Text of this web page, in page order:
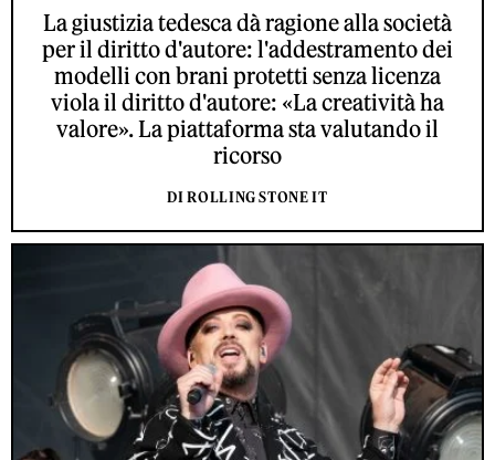
La giustizia tedesca dà ragione alla società
per il diritto d'autore: l'addestramento dei
modelli con brani protetti senza licenza
viola il diritto d'autore: «La creatività ha
valore». La piattaforma sta valutando il
ricorso
DI ROLLING STONE IT